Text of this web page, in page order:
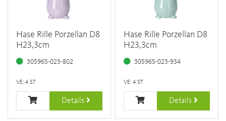
Hase Rille Porzellan D8
H23,3cm
305965-023-802
VE: 4 ST
Details
Hase Rille Porzellan D8
H23,3cm
305965-023-934
VE: 4 ST
Details